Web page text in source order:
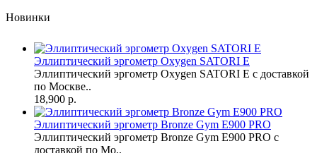
Новинки
Эллиптический эргометр Oxygen SATORI E
Эллиптический эргометр Oxygen SATORI E с доставкой
по Москве..
18,900 р.
Эллиптический эргометр Bronze Gym E900 PRO
Эллиптический эргометр Bronze Gym E900 PRO с
доставкой по Мо..